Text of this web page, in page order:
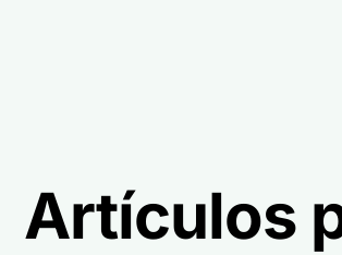
Artículos